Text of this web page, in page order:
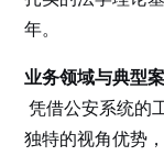
年。
业务领域与典型
凭借公安系统的
独特的视角优势